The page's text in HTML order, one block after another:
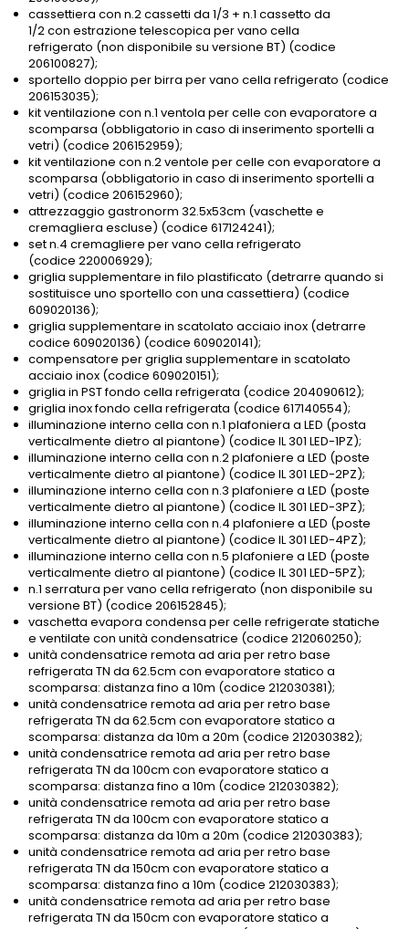
cassettiera con n.2 cassetti da 1/3 + n.1 cassetto da
1/2 con estrazione telescopica per vano cella
refrigerato (non disponibile su versione BT) (codice
206100827);
sportello doppio per birra per vano cella refrigerato (codice
206153035);
kit ventilazione con n.1 ventola per celle con evaporatore a
scomparsa (obbligatorio in caso di inserimento sportelli a
vetri) (codice 206152959);
kit ventilazione con n.2 ventole per celle con evaporatore a
scomparsa (obbligatorio in caso di inserimento sportelli a
vetri) (codice 206152960);
attrezzaggio gastronorm 32.5x53cm (vaschette e
cremagliera escluse) (codice 617124241);
set n.4 cremagliere per vano cella refrigerato
(codice 220006929);
griglia supplementare in filo plastificato (detrarre quando si
sostituisce uno sportello con una cassettiera) (codice
609020136);
griglia supplementare in scatolato acciaio inox (detrarre
codice 609020136) (codice 609020141);
compensatore per griglia supplementare in scatolato
acciaio inox (codice 609020151);
griglia in PST fondo cella refrigerata (codice 204090612);
griglia inox fondo cella refrigerata (codice 617140554);
illuminazione interno cella con n.1 plafoniera a LED (posta
verticalmente dietro al piantone) (codice IL 301 LED-1PZ);
illuminazione interno cella con n.2 plafoniere a LED (poste
verticalmente dietro al piantone) (codice IL 301 LED-2PZ);
illuminazione interno cella con n.3 plafoniere a LED (poste
verticalmente dietro al piantone) (codice IL 301 LED-3PZ);
illuminazione interno cella con n.4 plafoniere a LED (poste
verticalmente dietro al piantone) (codice IL 301 LED-4PZ);
illuminazione interno cella con n.5 plafoniere a LED (poste
verticalmente dietro al piantone) (codice IL 301 LED-5PZ);
n.1 serratura per vano cella refrigerato (non disponibile su
versione BT) (codice 206152845);
vaschetta evapora condensa per celle refrigerate statiche
e ventilate con unità condensatrice (codice 212060250);
unità condensatrice remota ad aria per retro base
refrigerata TN da 62.5cm con evaporatore statico a
scomparsa: distanza fino a 10m (codice 212030381);
unità condensatrice remota ad aria per retro base
refrigerata TN da 62.5cm con evaporatore statico a
scomparsa: distanza da 10m a 20m (codice 212030382);
unità condensatrice remota ad aria per retro base
refrigerata TN da 100cm con evaporatore statico a
scomparsa: distanza fino a 10m (codice 212030382);
unità condensatrice remota ad aria per retro base
refrigerata TN da 100cm con evaporatore statico a
scomparsa: distanza da 10m a 20m (codice 212030383);
unità condensatrice remota ad aria per retro base
refrigerata TN da 150cm con evaporatore statico a
scomparsa: distanza fino a 10m (codice 212030383);
unità condensatrice remota ad aria per retro base
refrigerata TN da 150cm con evaporatore statico a